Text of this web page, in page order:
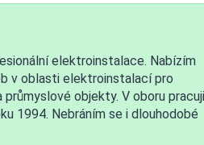
elektroinstalace. Nabízím
v oblasti elektroinstalací pro
objekty. V oboru
1994. Nebráním se i dlouhodobé